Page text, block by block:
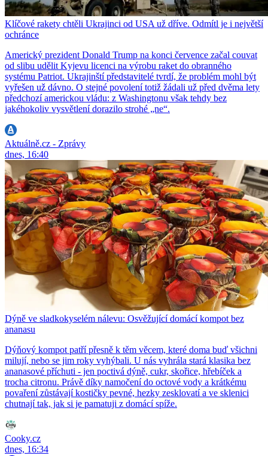
Klíčové rakety chtěli Ukrajinci od USA už dříve. Odmítl je i největší
ochránce
Americký prezident Donald Trump na konci července začal couvat
od slibu udělit Kyjevu licenci na výrobu raket do obranného
systému Patriot. Ukrajinští představitelé tvrdí, že problém mohl být
vyřešen už dávno. O stejné povolení totiž žádali už před dvěma lety
předchozí americkou vládu: z Washingtonu však tehdy bez
jakéhokoliv vysvětlení dorazilo strohé „ne“.
Aktuálně.cz - Zprávy
dnes, 16:40
Dýně ve sladkokyselém nálevu: Osvěžující domácí kompot bez
ananasu
Dýňový kompot patří přesně k těm věcem, které doma buď všichni
milují, nebo se jim roky vyhýbali. U nás vyhrála stará klasika bez
ananasové příchuti - jen poctivá dýně, cukr, skořice, hřebíček a
trocha citronu. Právě díky namočení do octové vody a krátkému
povaření zůstávají kostičky pevné, hezky zesklovatí a ve sklenici
chutnají tak, jak si je pamatuji z domácí spíže.
Cooky.cz
dnes, 16:34